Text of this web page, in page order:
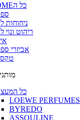
HOMEכל ה
ניחוחות
ריהוט ונוי
אביזרי
כל
LOEWE PERFUMES
BYREDO
ASSOULINE